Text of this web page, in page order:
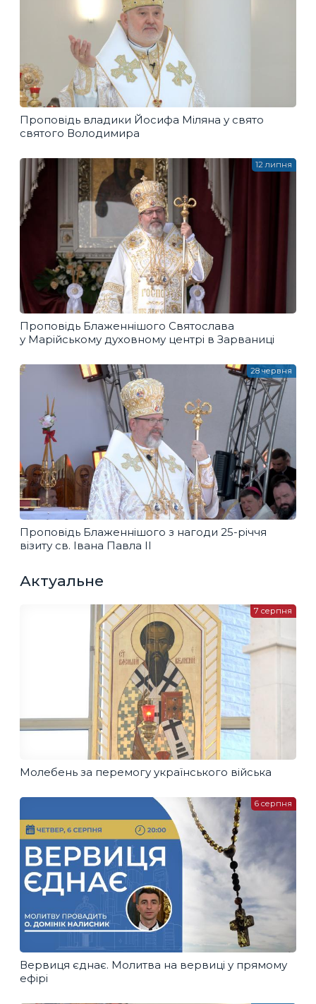
Проповідь владики Йосифа Міляна у свято
святого Володимира
Проповідь Блаженнішого Святослава
у Марійському духовному центрі в Зарваниці
12 липня
Проповідь Блаженнішого з нагоди 25-річчя
візиту св. Івана Павла ІІ
28 червня
Актуальне
Молебень за перемогу українського війська
7 серпня
Вервиця єднає. Молитва на вервиці у прямому
ефірі
6 серпня